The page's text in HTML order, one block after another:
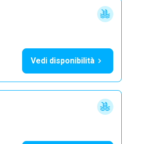
Vedi disponibilità